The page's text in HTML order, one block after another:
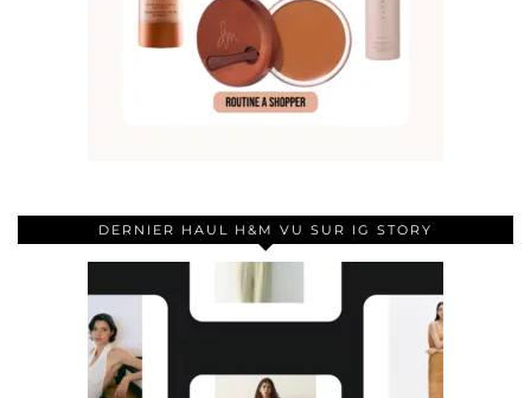
DERNIER HAUL H&M VU SUR IG STORY